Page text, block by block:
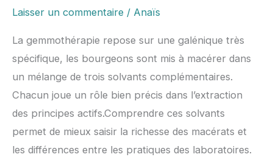
Laisser un commentaire / Anaïs
La gemmothérapie repose sur une galénique très
spécifique, les bourgeons sont mis à macérer dans
un mélange de trois solvants complémentaires.
Chacun joue un rôle bien précis dans l’extraction
des principes actifs.Comprendre ces solvants
permet de mieux saisir la richesse des macérats et
les différences entre les pratiques des laboratoires.
on
réaliser
un
macérat
de
bourgeons
?